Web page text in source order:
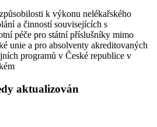
k výkonu nelékařského
a činností souvisejících s
péče pro státní příslušníky mimo
unie a pro absolventy akreditovaných
programů v České republice v
aktualizován